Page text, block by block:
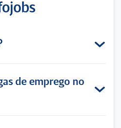
de emprego no